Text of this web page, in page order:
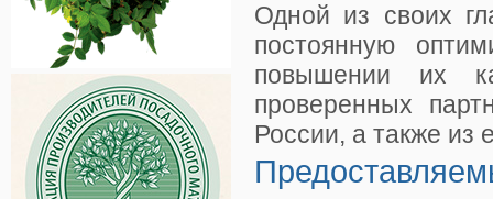
Одной из своих
постоянную
повышении их
проверенных
России, а также из